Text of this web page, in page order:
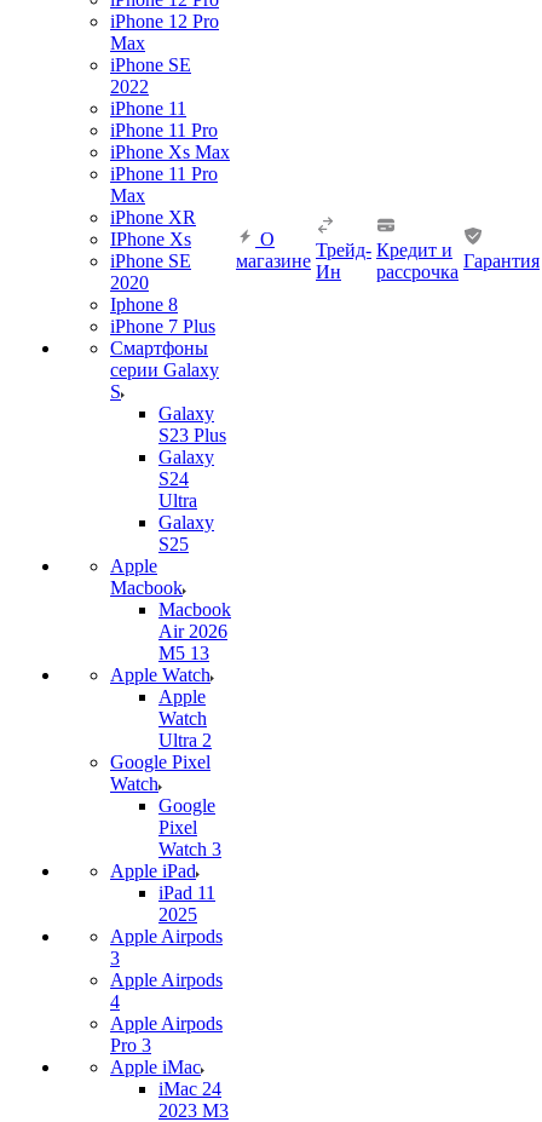
iPhone 12 Pro
Max
iPhone SE
2022
iPhone 11
iPhone 11 Pro
iPhone Xs Max
iPhone 11 Pro
Max
iPhone XR
IPhone Xs
iPhone SE
2020
Iphone 8
iPhone 7 Plus
Смартфоны
серии Galaxy
S
Galaxy
S23 Plus
Galaxy
S24
Ultra
Galaxy
S25
Apple
Macbook
Macbook
Air 2026
M5 13
Apple Watch
Apple
Watch
Ultra 2
Google Pixel
Watch
Google
Pixel
Watch 3
Apple iPad
iPad 11
2025
Apple Airpods
3
Apple Airpods
4
Apple Airpods
Pro 3
Apple iMac
iMac 24
2023 M3
О
магазине
Трейд-
Ин
Кредит и
рассрочка
Гарантия